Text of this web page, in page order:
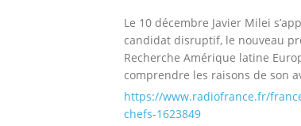
Le 10 décembre Javier Milei
candidat disruptif, le nouveau
Recherche Amérique latine
comprendre les raisons de son
https://www.radiofrance.fr/
chefs-1623849